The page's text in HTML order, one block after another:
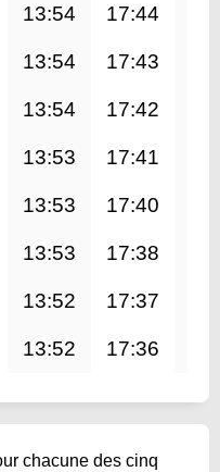
13:54 17:44
13:54 17:43
13:54 17:42
13:53 17:41
13:53 17:40
13:53 17:38
13:52 17:37
13:52 17:36
chacune des cinq